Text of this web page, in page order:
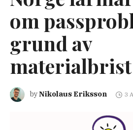
om
grund av
materialbrist
byNikolaus Eriksson 3